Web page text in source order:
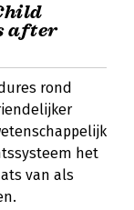
after
rond
het
van als